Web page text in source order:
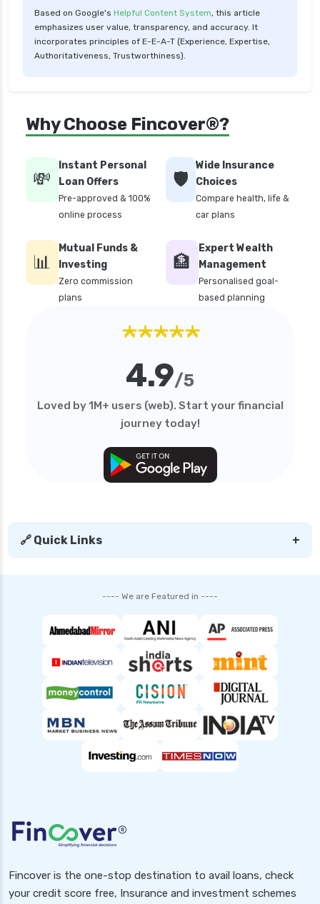
personal loan for self employed
personal loan for women
personal loan in chennai
personal loan in cochin
personal loan in coimbatore
personal loan in delhi
personal loan in karnataka
personal loan in kerala
personal loan in lucknow
personal loan in madurai
personal loan in mumbai
personal loan in telangana
personal loan in trichy
personal loan with low salary
personal loans for medical emergency
tata capital personal loan interest rate
top 10 Personal loan apps
what is a personal loan
Based on Google's Helpful Content System, this article
emphasizes user value, transparency, and accuracy. It
incorporates principles of E-E-A-T (Experience, Expertise,
Authoritativeness, Trustworthiness).
Why Choose Fincover®?
💸
Instant Personal
Loan Offers
Pre-approved & 100%
online process
🛡️
Wide Insurance
Choices
Compare health, life &
car plans
📊
Mutual Funds &
Investing
Zero commission
plans
🏦
Expert Wealth
Management
Personalised goal-
based planning
★★★★★
4.9/5
Loved by 1M+ users (web). Start your financial
journey today!
🔗 Quick Links +
---- We are Featured in ----
Fincover is the one-stop destination to avail loans, check
your credit score free, Insurance and investment schemes